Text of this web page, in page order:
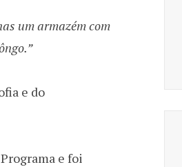
um armazém com
e do
e foi